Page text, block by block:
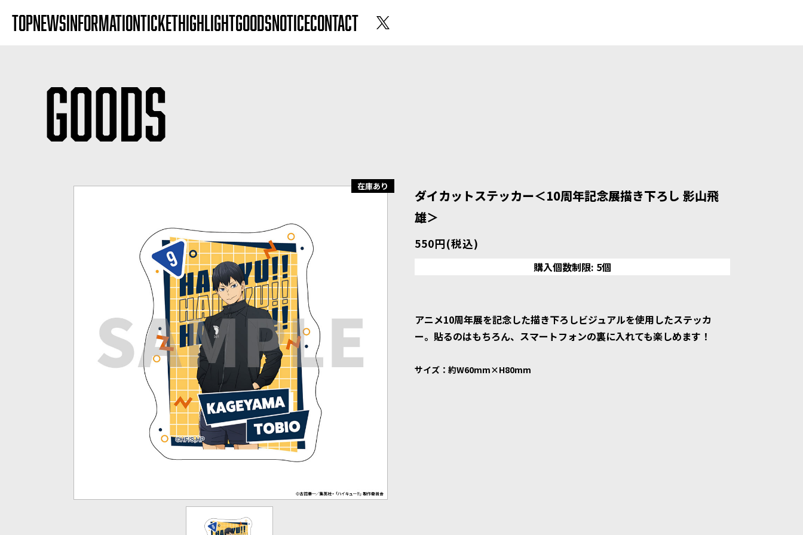
TOPNEWSINFORMATIONTICKETHIGHLIGHTGOODSNOTICECONTACT
GOODS
在庫あり
ダイカットステッカー＜10周年記念展描き下ろし 影山飛
雄＞
550円(税込)
購入個数制限: 5個
アニメ10周年展を記念した描き下ろしビジュアルを使用したステッカ
ー。貼るのはもちろん、スマートフォンの裏に入れても楽しめます！
サイズ：約W60mm×H80mm